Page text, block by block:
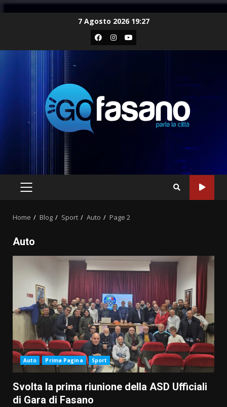
7 Agosto 2026 19:27
Facebook
Instagram
Youtube
PRIMARY
Home Blog Sport Auto Page 2
Auto
Auto Prima Pagina Sport
Svolta la prima riunione della ASD Ufficiali
di Gara di Fasano